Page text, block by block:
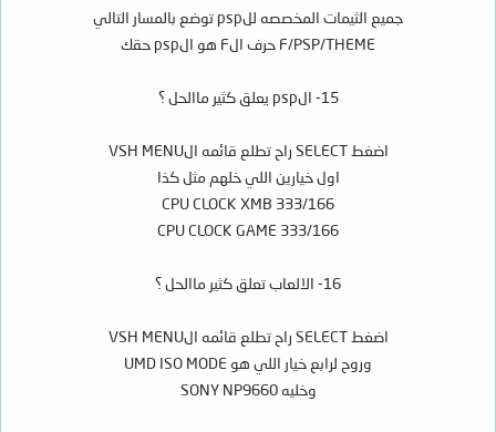
جميع الثيمات المخصصه للpsp توضع بالمسار التالي
F/PSP/THEME حرف الF هو الpsp حقك
15- الpsp يعلق كثير ماالحل ؟
اضغط SELECT راح تطلع قائمه الVSH MENU
اول خيارين اللي خلهم مثل كذا
CPU CLOCK XMB 333/166
CPU CLOCK GAME 333/166
16- الالعاب تعلق كثير ماالحل ؟
اضغط SELECT راح تطلع قائمه الVSH MENU
وروح لرابع خيار اللي هو UMD ISO MODE
وخليه SONY NP9660